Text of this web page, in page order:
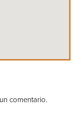
comentario.